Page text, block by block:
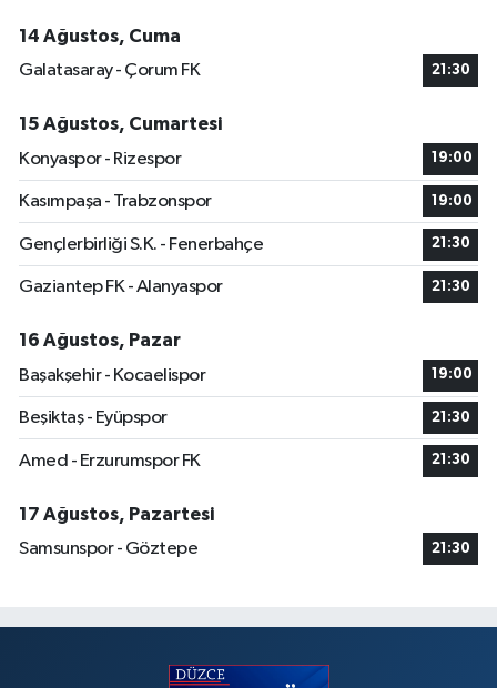
14 Ağustos, Cuma
Galatasaray - Çorum FK
21:30
15 Ağustos, Cumartesi
Konyaspor - Rizespor
19:00
Kasımpaşa - Trabzonspor 19:00
Gençlerbirliği S.K. - Fenerbahçe 21:30
Gaziantep FK - Alanyaspor 21:30
16 Ağustos, Pazar
Başakşehir - Kocaelispor
19:00
Beşiktaş - Eyüpspor 21:30
Amed - Erzurumspor FK 21:30
17 Ağustos, Pazartesi
Samsunspor - Göztepe
21:30